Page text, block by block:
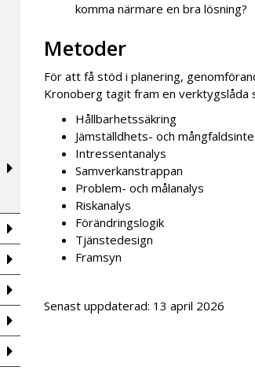
komma närmare en bra lösning?
Metoder
För att få stöd i planering,
Kronoberg tagit fram en verktygslåda
Hållbarhetssäkring
Jämställdhets- och
Intressentanalys
Samverkanstrappan
Problem- och målanalys
Riskanalys
Förändringslogik
Tjänstedesign
Framsyn
Senast uppdaterad: 13 april 2026